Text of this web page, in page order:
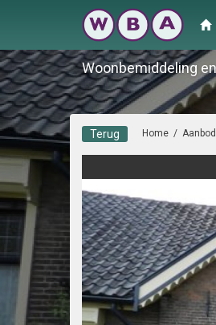
Woonbemiddeling
Home / Aanbod
Terug